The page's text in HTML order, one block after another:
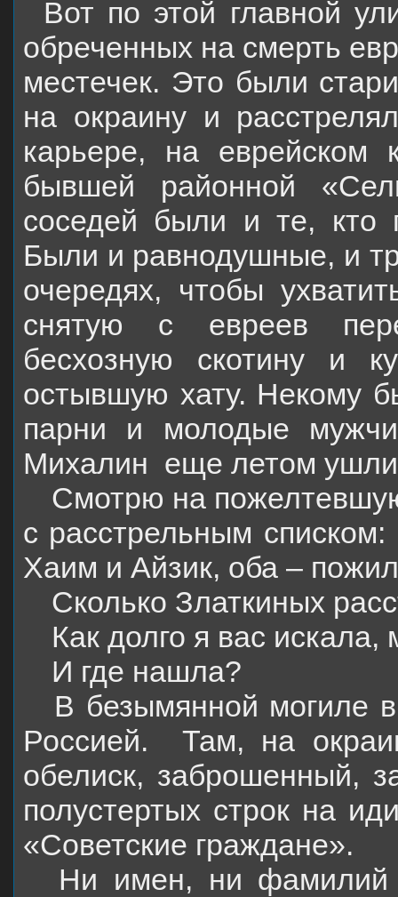
Вот по этой главной
обреченных на смерть
местечек. Это были
на окраину и
карьере, на еврейском
бывшей районной
соседей были и те, кто
Были и равнодушные, и
очередях, чтобы
снятую с евреев
бесхозную скотину и
остывшую хату. Некому
парни и молодые
Михалин еще летом
Смотрю на
с расстрельным
Хаим и Айзик, оба –
Сколько Златкиных
Как долго я вас
И где нашла?
В безымянной могиле
Россией.
Там, на
обелиск, заброшенный,
полустертых строк на
«Советские граждане».
Ни имен, ни фамилий